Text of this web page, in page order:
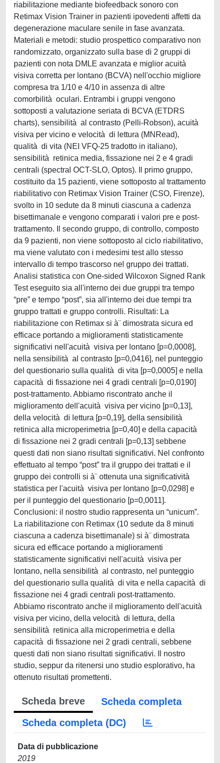
riabilitazione mediante biofeedback sonoro con
Retimax Vision Trainer in pazienti ipovedenti affetti da
degenerazione maculare senile in fase avanzata.
Materiali e metodi: studio prospettico comparativo non
randomizzato, organizzato sulla base di 2 gruppi di
pazienti con nota DMLE avanzata e miglior acuità
visiva corretta per lontano (BCVA) nell'occhio migliore
compresa tra 1/10 e 4/10 in assenza di altre
comorbilità oculari. Entrambi i gruppi vengono
sottoposti a valutazione seriata di BCVA (ETDRS
charts), sensibilità al contrasto (Pelli-Robson), acuità
visiva per vicino e velocità di lettura (MNRead),
qualità di vita (NEI VFQ-25 tradotto in italiano),
sensibilità retinica media, fissazione nei 2 e 4 gradi
centrali (spectral OCT-SLO, Optos). Il primo gruppo,
costituito da 15 pazienti, viene sottoposto al trattamento
riabilitativo con Retimax Vision Trainer (CSO, Firenze),
svolto in 10 sedute da 8 minuti ciascuna a cadenza
bisettimanale e vengono comparati i valori pre e post-
trattamento. Il secondo gruppo, di controllo, composto
da 9 pazienti, non viene sottoposto al ciclo riabilitativo,
ma viene valutato con i medesimi test allo stesso
intervallo di tempo trascorso nel gruppo dei trattati.
Analisi statistica con One-sided Wilcoxon Signed Rank
Test eseguito sia all'interno dei due gruppi tra tempo
“pre” e tempo “post”, sia all'interno dei due tempi tra
gruppo trattati e gruppo controlli. Risultati: La
riabilitazione con Retimax si à¨ dimostrata sicura ed
efficace portando a miglioramenti statisticamente
significativi nell'acuità visiva per lontano [p=0,0008],
nella sensibilità al contrasto [p=0,0416], nel punteggio
del questionario sulla qualità di vita [p=0,0005] e nella
capacità di fissazione nei 4 gradi centrali [p=0,0190]
post-trattamento. Abbiamo riscontrato anche il
miglioramento dell'acuità visiva per vicino [p=0,13],
della velocità di lettura [p=0,19], della sensibilità
retinica alla microperimetria [p=0,40] e della capacità
di fissazione nei 2 gradi centrali [p=0,13] sebbene
questi dati non siano risultati significativi. Nel confronto
effettuato al tempo “post” tra il gruppo dei trattati e il
gruppo dei controlli si à¨ ottenuta una significatività
statistica per l'acuità visiva per lontano [p=0,0298] e
per il punteggio del questionario [p=0,0011].
Conclusioni: il nostro studio rappresenta un “unicum”.
La riabilitazione con Retimax (10 sedute da 8 minuti
ciascuna a cadenza bisettimanale) si à¨ dimostrata
sicura ed efficace portando a miglioramenti
statisticamente significativi nell'acuità visiva per
lontano, nella sensibilità al contrasto, nel punteggio
del questionario sulla qualità di vita e nella capacità di
fissazione nei 4 gradi centrali post-trattamento.
Abbiamo riscontrato anche il miglioramento dell'acuità
visiva per vicino, della velocità di lettura, della
sensibilità retinica alla microperimetria e della
capacità di fissazione nei 2 gradi centrali, sebbene
questi dati non siano risultati significativi. Il nostro
studio, seppur da ritenersi uno studio esplorativo, ha
ottenuto risultati promettenti.
Scheda breve
Scheda completa
Scheda completa (DC)
Data di pubblicazione
2019